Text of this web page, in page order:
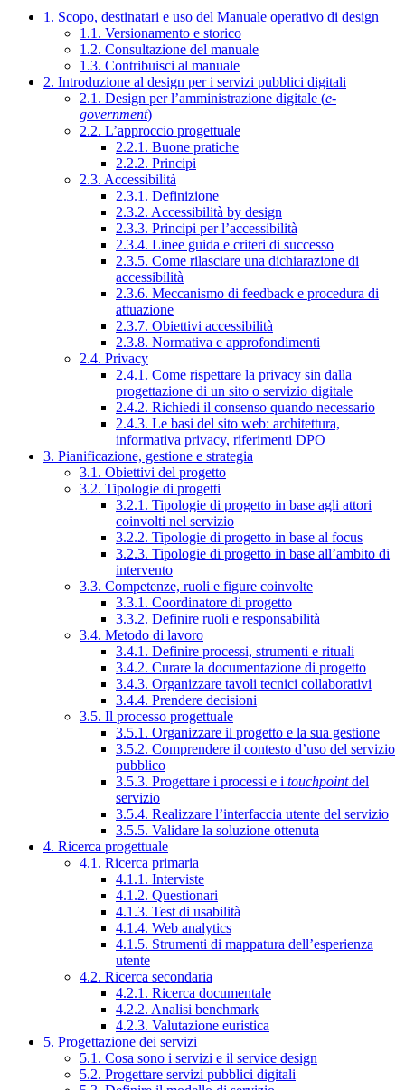
1. Scopo, destinatari e uso del Manuale operativo di design
1.1. Versionamento e storico
1.2. Consultazione del manuale
1.3. Contribuisci al manuale
2. Introduzione al design per i servizi pubblici digitali
2.1. Design per l’amministrazione digitale (e-
government)
2.2. L’approccio progettuale
2.2.1. Buone pratiche
2.2.2. Principi
2.3. Accessibilità
2.3.1. Definizione
2.3.2. Accessibilità by design
2.3.3. Principi per l’accessibilità
2.3.4. Linee guida e criteri di successo
2.3.5. Come rilasciare una dichiarazione di
accessibilità
2.3.6. Meccanismo di feedback e procedura di
attuazione
2.3.7. Obiettivi accessibilità
2.3.8. Normativa e approfondimenti
2.4. Privacy
2.4.1. Come rispettare la privacy sin dalla
progettazione di un sito o servizio digitale
2.4.2. Richiedi il consenso quando necessario
2.4.3. Le basi del sito web: architettura,
informativa privacy, riferimenti DPO
3. Pianificazione, gestione e strategia
3.1. Obiettivi del progetto
3.2. Tipologie di progetti
3.2.1. Tipologie di progetto in base agli attori
coinvolti nel servizio
3.2.2. Tipologie di progetto in base al focus
3.2.3. Tipologie di progetto in base all’ambito di
intervento
3.3. Competenze, ruoli e figure coinvolte
3.3.1. Coordinatore di progetto
3.3.2. Definire ruoli e responsabilità
3.4. Metodo di lavoro
3.4.1. Definire processi, strumenti e rituali
3.4.2. Curare la documentazione di progetto
3.4.3. Organizzare tavoli tecnici collaborativi
3.4.4. Prendere decisioni
3.5. Il processo progettuale
3.5.1. Organizzare il progetto e la sua gestione
3.5.2. Comprendere il contesto d’uso del servizio
pubblico
3.5.3. Progettare i processi e i touchpointdel
servizio
3.5.4. Realizzare l’interfaccia utente del servizio
3.5.5. Validare la soluzione ottenuta
4. Ricerca progettuale
4.1. Ricerca primaria
4.1.1. Interviste
4.1.2. Questionari
4.1.3. Test di usabilità
4.1.4. Web analytics
4.1.5. Strumenti di mappatura dell’esperienza
utente
4.2. Ricerca secondaria
4.2.1. Ricerca documentale
4.2.2. Analisi benchmark
4.2.3. Valutazione euristica
5. Progettazione dei servizi
5.1. Cosa sono i servizi e il service design
5.2. Progettare servizi pubblici digitali